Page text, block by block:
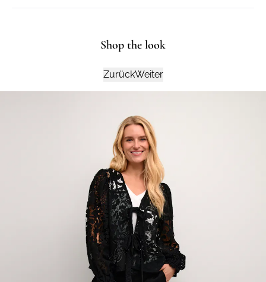
Shop the look
ZurückWeiter